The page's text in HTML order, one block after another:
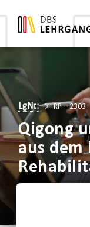
LgNr.: RP – 2303
Qigong
aus